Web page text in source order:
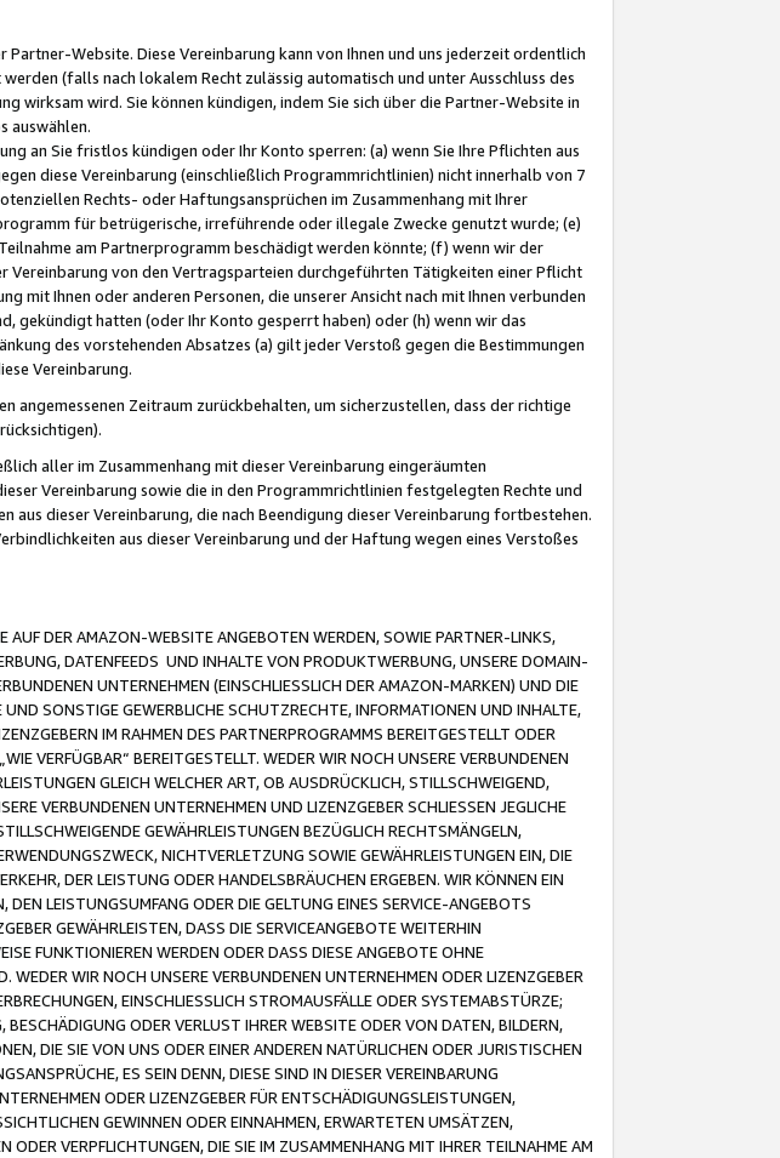
Website. Diese Vereinbarung kann von Ihnen und uns jederzeit ordentlich
(falls nach lokalem Recht zulässig automatisch und unter Ausschluss des
wirksam wird. Sie können kündigen, indem Sie sich über die Partner-Website in
auswählen.
an Sie fristlos kündigen oder Ihr Konto sperren: (a) wenn Sie Ihre Pflichten aus
diese Vereinbarung (einschließlich Programmrichtlinien) nicht innerhalb von 7
Rechts- oder Haftungsansprüchen im Zusammenhang mit Ihrer
für betrügerische, irreführende oder illegale Zwecke genutzt wurde; (e)
am Partnerprogramm beschädigt werden könnte; (f) wenn wir der
Vereinbarung von den Vertragsparteien durchgeführten Tätigkeiten einer Pflicht
Ihnen oder anderen Personen, die unserer Ansicht nach mit Ihnen verbunden
gekündigt hatten (oder Ihr Konto gesperrt haben) oder (h) wenn wir das
des vorstehenden Absatzes (a) gilt jeder Verstoß gegen die Bestimmungen
Vereinbarung.
angemessenen Zeitraum zurückbehalten, um sicherzustellen, dass der richtige
aller im Zusammenhang mit dieser Vereinbarung eingeräumten
Vereinbarung sowie die in den Programmrichtlinien festgelegten Rechte und
dieser Vereinbarung, die nach Beendigung dieser Vereinbarung fortbestehen.
aus dieser Vereinbarung und der Haftung wegen eines Verstoßes
DER AMAZON-WEBSITE ANGEBOTEN WERDEN, SOWIE PARTNER-LINKS,
DATENFEEDS UND INHALTE VON PRODUKTWERBUNG, UNSERE DOMAIN-
UNTERNEHMEN (EINSCHLIESSLICH DER AMAZON-MARKEN) UND DIE
SONSTIGE GEWERBLICHE SCHUTZRECHTE, INFORMATIONEN UND INHALTE,
IM RAHMEN DES PARTNERPROGRAMMS BEREITGESTELLT ODER
VERFÜGBAR“ BEREITGESTELLT. WEDER WIR NOCH UNSERE VERBUNDENEN
GLEICH WELCHER ART, OB AUSDRÜCKLICH, STILLSCHWEIGEND,
VERBUNDENEN UNTERNEHMEN UND LIZENZGEBER SCHLIESSEN JEGLICHE
GEWÄHRLEISTUNGEN BEZÜGLICH RECHTSMÄNGELN,
NICHTVERLETZUNG SOWIE GEWÄHRLEISTUNGEN EIN, DIE
DER LEISTUNG ODER HANDELSBRÄUCHEN ERGEBEN. WIR KÖNNEN EIN
LEISTUNGSUMFANG ODER DIE GELTUNG EINES SERVICE-ANGEBOTS
GEWÄHRLEISTEN, DASS DIE SERVICEANGEBOTE WEITERHIN
FUNKTIONIEREN WERDEN ODER DASS DIESE ANGEBOTE OHNE
WEDER WIR NOCH UNSERE VERBUNDENEN UNTERNEHMEN ODER LIZENZGEBER
EINSCHLIESSLICH STROMAUSFÄLLE ODER SYSTEMABSTÜRZE;
ODER VERLUST IHRER WEBSITE ODER VON DATEN, BILDERN,
DIE SIE VON UNS ODER EINER ANDEREN NATÜRLICHEN ODER JURISTISCHEN
ES SEIN DENN, DIESE SIND IN DIESER VEREINBARUNG
ODER LIZENZGEBER FÜR ENTSCHÄDIGUNGSLEISTUNGEN,
GEWINNEN ODER EINNAHMEN, ERWARTETEN UMSÄTZEN,
VERPFLICHTUNGEN, DIE SIE IM ZUSAMMENHANG MIT IHRER TEILNAHME AM